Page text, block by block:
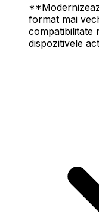
format mai
compatibilitate
dispozitivele